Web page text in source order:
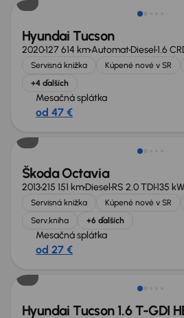
Hyundai Tucson
2020127 614 kmAutomatDiesel1.6
Servisná knižka Kúpené nové v SR
+4 ďalších
Mesačná splátka
od 47 €
Zlacnené o 2 800 €
Škoda Octavia
2013215 151 kmDiesel RS 2.0 TDI135 kW
Servisná knižka Kúpené nové v SR
Serv.kniha
+6 ďalších
Mesačná splátka
od 27 €
Zlacnené o 1 000 €
Hyundai Tucson 1.6 T-GDI